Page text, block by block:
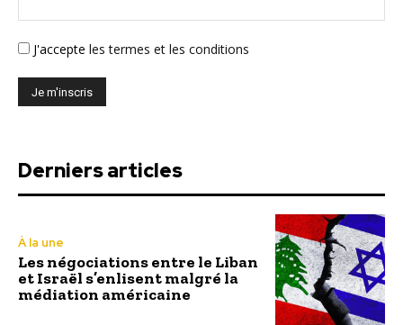
J'accepte les termes et les conditions
Derniers articles
À la une
Les négociations entre le Liban
et Israël s’enlisent malgré la
médiation américaine